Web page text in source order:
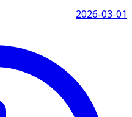
2026-03-01